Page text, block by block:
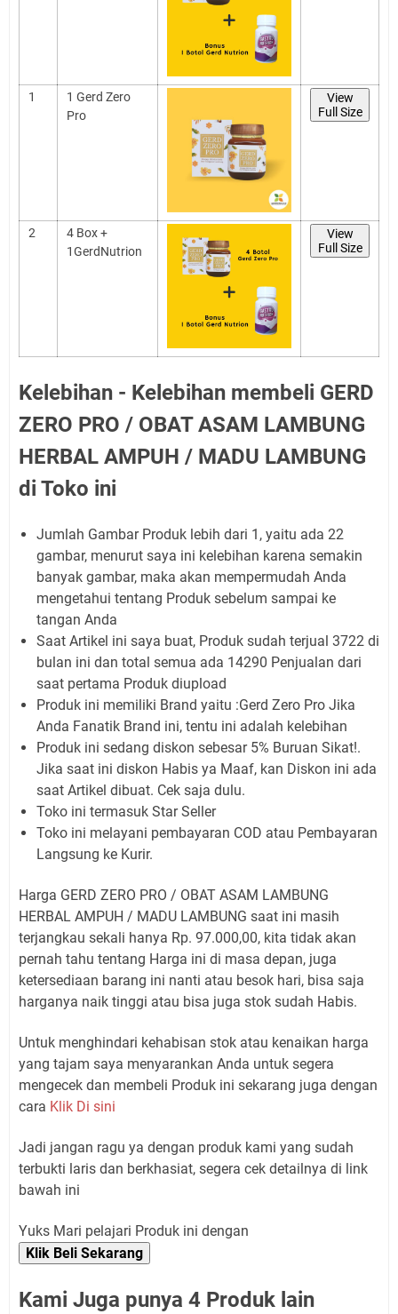
1
1 Gerd Zero
Pro
View
Full Size
2
4 Box +
1GerdNutrion
View
Full Size
Kelebihan - Kelebihan membeli GERD
ZERO PRO / OBAT ASAM LAMBUNG
HERBAL AMPUH / MADU LAMBUNG
di Toko ini
Jumlah Gambar Produk lebih dari 1, yaitu ada 22
gambar, menurut saya ini kelebihan karena semakin
banyak gambar, maka akan mempermudah Anda
mengetahui tentang Produk sebelum sampai ke
tangan Anda
Saat Artikel ini saya buat, Produk sudah terjual 3722 di
bulan ini dan total semua ada 14290 Penjualan dari
saat pertama Produk diupload
Produk ini memiliki Brand yaitu :Gerd Zero Pro Jika
Anda Fanatik Brand ini, tentu ini adalah kelebihan
Produk ini sedang diskon sebesar 5% Buruan Sikat!.
Jika saat ini diskon Habis ya Maaf, kan Diskon ini ada
saat Artikel dibuat. Cek saja dulu.
Toko ini termasuk Star Seller
Toko ini melayani pembayaran COD atau Pembayaran
Langsung ke Kurir.
Harga GERD ZERO PRO / OBAT ASAM LAMBUNG
HERBAL AMPUH / MADU LAMBUNG saat ini masih
terjangkau sekali hanya Rp. 97.000,00, kita tidak akan
pernah tahu tentang Harga ini di masa depan, juga
ketersediaan barang ini nanti atau besok hari, bisa saja
harganya naik tinggi atau bisa juga stok sudah Habis.
Untuk menghindari kehabisan stok atau kenaikan harga
yang tajam saya menyarankan Anda untuk segera
mengecek dan membeli Produk ini sekarang juga dengan
cara Klik Di sini
Jadi jangan ragu ya dengan produk kami yang sudah
terbukti laris dan berkhasiat, segera cek detailnya di link
bawah ini
Yuks Mari pelajari Produk ini dengan
Klik Beli Sekarang
Kami Juga punya 4 Produk lain